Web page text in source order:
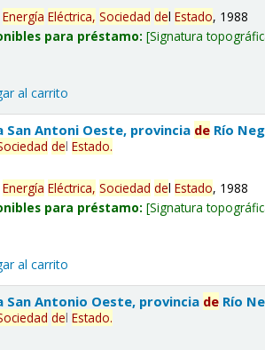
Energía Eléctrica, Sociedad delEstado, 1988
para préstamo: Signatura
al carrito
Antoni Oeste, provincia de Río
delEstado.
Energía Eléctrica, Sociedad delEstado, 1988
para préstamo: Signatura
al carrito
Antonio Oeste, provincia de Río
delEstado.